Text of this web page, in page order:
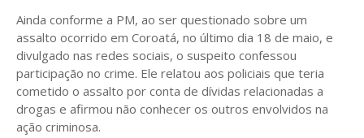
Ainda conforme a PM, ao ser questionado sobre um
assalto ocorrido em Coroatá, no último dia 18 de maio, e
divulgado nas redes sociais, o suspeito confessou
participação no crime. Ele relatou aos policiais que teria
cometido o assalto por conta de dívidas relacionadas a
drogas e afirmou não conhecer os outros envolvidos na
ação criminosa.